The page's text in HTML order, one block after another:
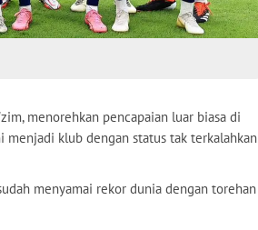
menorehkan pencapaian luar biasa di
klub dengan status tak terkalahkan
menyamai rekor dunia dengan torehan